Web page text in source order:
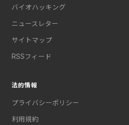
バイオハッキング
ニュースレター
サイトマップ
RSSフィード
法的情報
プライバシーポリシー
利用規約